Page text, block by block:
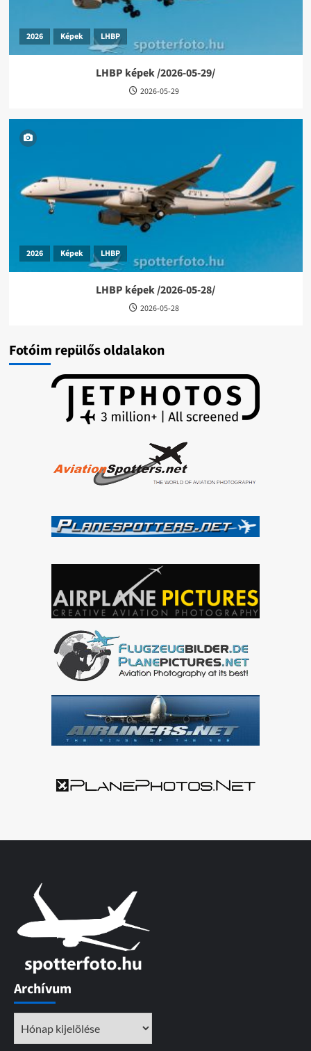
2026 Képek LHBP
LHBP képek /2026-05-29/
2026-05-29
2026 Képek LHBP
LHBP képek /2026-05-28/
2026-05-28
Fotóim repülős oldalakon
Archívum